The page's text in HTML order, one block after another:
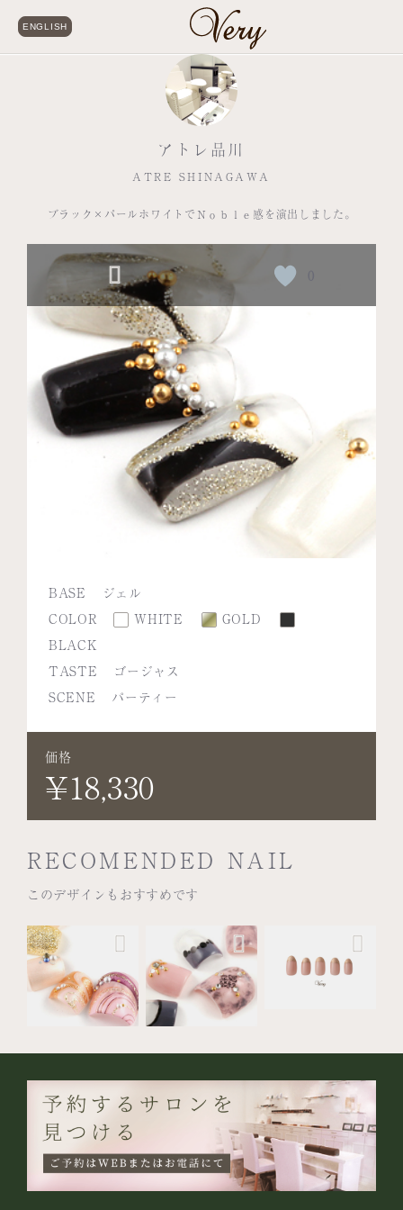
ENGLISH
アトレ品川
ATRE SHINAGAWA
ブラック×パールホワイトでＮｏｂｌｅ感を演出しました。
BASE
ジェル
COLOR
WHITE
GOLD
BLACK
TASTE
ゴージャス
SCENE
パーティー
価格
¥18,330
RECOMENDED NAIL
このデザインもおすすめです